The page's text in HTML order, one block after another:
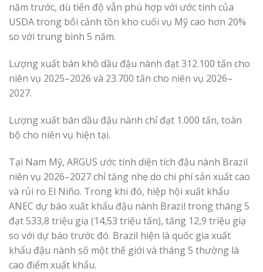
năm trước, dù tiến độ vẫn phù hợp với ước tính của
USDA trong bối cảnh tồn kho cuối vụ Mỹ cao hơn 20%
so với trung bình 5 năm.
Lượng xuất bán khô dầu đậu nành đạt 312.100 tấn cho
niên vụ 2025–2026 và 23.700 tấn cho niên vụ 2026–
2027.
Lượng xuất bán dầu đậu nành chỉ đạt 1.000 tấn, toàn
bộ cho niên vụ hiện tại.
Tại Nam Mỹ, ARGUS ước tính diện tích đậu nành Brazil
niên vụ 2026–2027 chỉ tăng nhẹ do chi phí sản xuất cao
và rủi ro El Niño. Trong khi đó, hiệp hội xuất khẩu
ANEC dự báo xuất khẩu đậu nành Brazil trong tháng 5
đạt 533,8 triệu giạ (14,53 triệu tấn), tăng 12,9 triệu giạ
so với dự báo trước đó. Brazil hiện là quốc gia xuất
khẩu đậu nành số một thế giới và tháng 5 thường là
cao điểm xuất khẩu.